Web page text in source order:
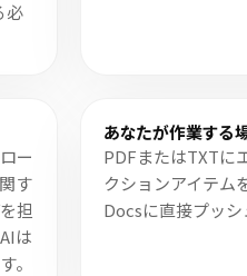
必
ー
す
担
は
。
あなたが作業する
PDFまたはTXTに
クションアイテ
Docsに直接プッシ